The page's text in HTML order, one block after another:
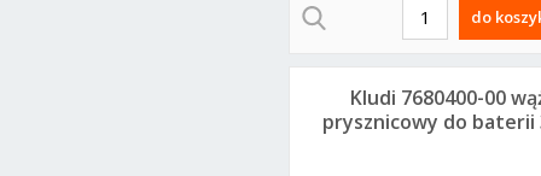
do
Kludi 7680400-00
prysznicowy do baterii